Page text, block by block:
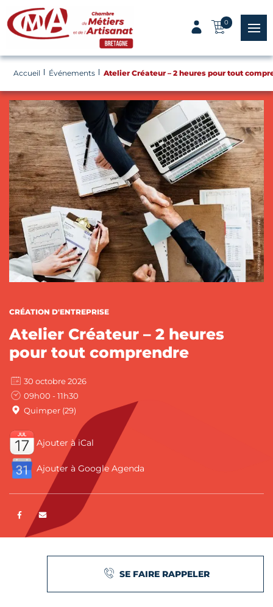
Panneau de gestion des cookies
0
menu
Accueil Événements Atelier Créateur – 2 heures pour tout
CATÉGORIES :
CRÉATION D'ENTREPRISE
Atelier Créateur – 2 heures
pour tout comprendre
30 octobre 2026
09h00 - 11h30
Quimper (29)
Ajouter à iCal
Ajouter à Google Agenda
Partager sur Facebook
ENVOYER PAR E-MAIL
SE FAIRE RAPPELER